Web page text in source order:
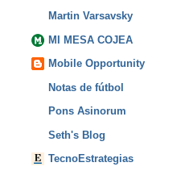
Martin Varsavsky
MI MESA COJEA
Mobile Opportunity
Notas de fútbol
Pons Asinorum
Seth's Blog
TecnoEstrategias